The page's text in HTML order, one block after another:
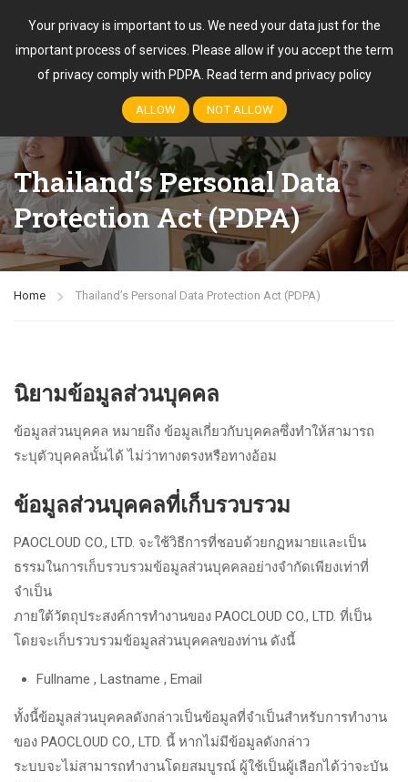
Your privacy is important to us. We need your data just for the
important process of services. Please allow if you accept the term
of privacy comply with PDPA. Read term and privacy policy
ALLOW NOT ALLOW
Login
Thailand’s Personal Data
Protection Act (PDPA)
Home Thailand’s Personal Data Protection Act (PDPA)
นิยามข้อมูลส่วนบุคคล
ข้อมูลส่วนบุคคล หมายถึง ข้อมูลเกี่ยวกับบุคคลซึ่งทำให้สามารถ
ระบุตัวบุคคลนั้นได้ ไม่ว่าทางตรงหรือทางอ้อม
ข้อมูลส่วนบุคคลที่เก็บรวบรวม
PAOCLOUD CO., LTD. จะใช้วิธีการที่ชอบด้วยกฏหมายและเป็น
ธรรมในการเก็บรวบรวมข้อมูลส่วนบุคคลอย่างจำกัดเพียงเท่าที่
จำเป็น
ภายใต้วัตถุประสงค์การทำงานของ PAOCLOUD CO., LTD. ที่เป็น
โดยจะเก็บรวบรวมข้อมูลส่วนบุคคลของท่าน ดังนี้
Fullname , Lastname , Email
ทั้งนี้ข้อมูลส่วนบุคคลดังกล่าวเป็นข้อมูลที่จำเป็นสำหรับการทำงาน
ของ PAOCLOUD CO., LTD. นี้ หากไม่มีข้อมูลดังกล่าว
ระบบจะไม่สามารถทำงานโดยสมบูรณ์ ผู้ใช้เป็นผู้เลือกได้ว่าจะบัน